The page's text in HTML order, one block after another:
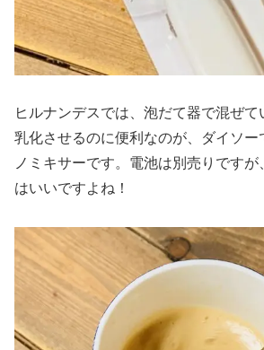
ヒルナンデスでは、泡だて器で混ぜて
乳化させるのに便利なのが、ダイソー
ノミキサーです。電池は別売りです
はいいですよね！